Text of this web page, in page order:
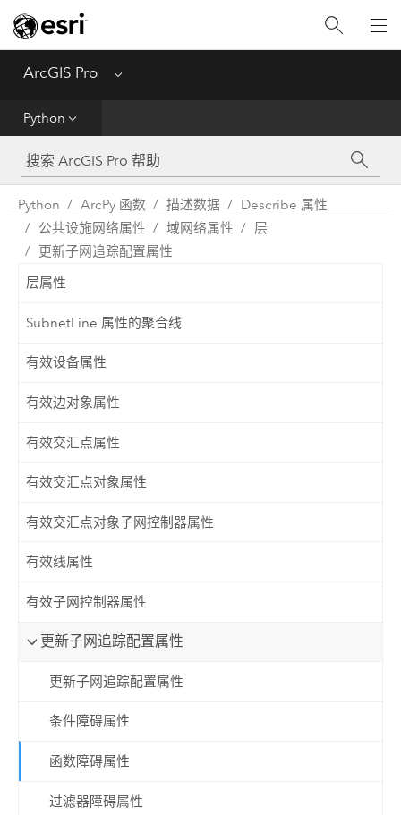
ArcGIS Pro Menu
Python
工具参考
Python
SDK
Migrate from ArcMap
Python ArcPy 函数 描述数据
Describe 属性
公共设施网络属性
域网络属性
层
更新子网追踪配置属性
层属性
SubnetLine 属性的聚合线
有效设备属性
有效边对象属性
有效交汇点属性
有效交汇点对象属性
有效交汇点对象子网控制器属性
有效线属性
有效子网控制器属性
更新子网追踪配置属性
更新子网追踪配置属性
条件障碍属性
函数障碍属性
过滤器障碍属性